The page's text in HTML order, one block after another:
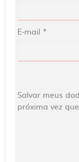
E-mail *
Salvar meus
próxima vez